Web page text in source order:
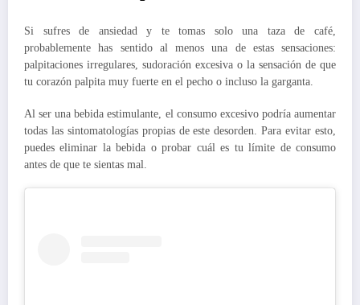
Si sufres de ansiedad y te tomas solo una taza de café,
probablemente has sentido al menos una de estas sensaciones:
palpitaciones irregulares, sudoración excesiva o la sensación de que
tu corazón palpita muy fuerte en el pecho o incluso la garganta.
Al ser una bebida estimulante, el consumo excesivo podría aumentar
todas las sintomatologías propias de este desorden. Para evitar esto,
puedes eliminar la bebida o probar cuál es tu límite de consumo
antes de que te sientas mal.